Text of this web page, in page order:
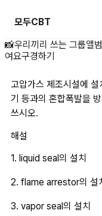
모두CBT
고압가스 제
📸우리끼리 쓰는 그룹앨
여요구경하기
고압가스 제조시설에
기 등과의 혼합폭발을
쓰시오.
해설
1. liquid seal의 설치
2. flame arrestor의 설
3. vapor seal의 설치